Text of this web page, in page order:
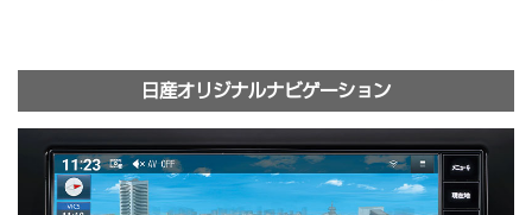
日産オリジナルナビゲーション